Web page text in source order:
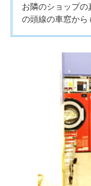
お隣のショップ
の頭線の車窓から